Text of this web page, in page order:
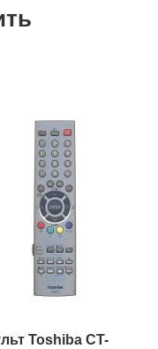
Toshiba CT-